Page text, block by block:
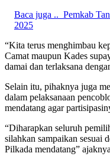
Baca juga .. Pemkab
2025
“Kita terus menghimbau
Camat maupun Kades
damai dan terlaksana
Selain itu, pihaknya juga
dalam pelaksanaan
mendatang agar
“Diharapkan seluruh
silahkan sampaikan sesuai
Pilkada mendatang”